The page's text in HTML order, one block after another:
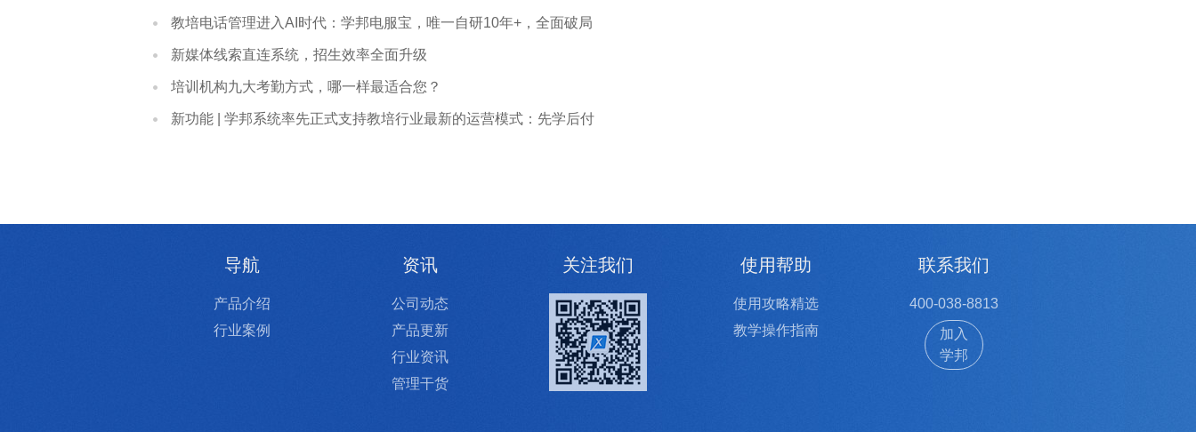
教培电话管理进入AI时代：学邦电服宝，唯一自研10年+，全面破局
新媒体线索直连系统，招生效率全面升级
培训机构九大考勤方式，哪一样最适合您？
新功能 | 学邦系统率先正式支持教培行业最新的运营模式：先学后付
导航
产品介绍
行业案例
资讯
公司动态
产品更新
行业资讯
管理干货
关注我们 使用帮助
使用攻略精选
教学操作指南
联系我们
400-038-8813
加入
学邦